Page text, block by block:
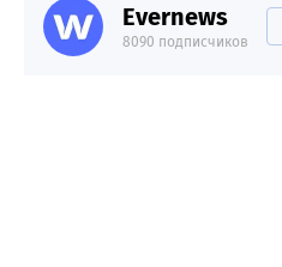
Evernews
8090 подписчиков